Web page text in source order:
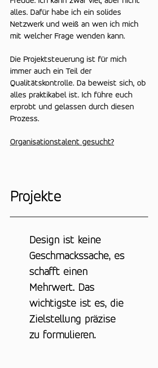
alles. Dafür habe ich ein solides
Netzwerk und weiß an wen ich mich
mit welcher Frage wenden kann.
Die Projektsteuerung ist für mich
immer auch ein Teil der
Qualitätskontrolle. Da beweist sich, ob
alles praktikabel ist. Ich führe euch
erprobt und gelassen durch diesen
Prozess.
Organisationstalent gesucht?
Projekte
Design ist keine
Geschmackssache, es
schafft einen
Mehrwert. Das
wichtigste ist es, die
Zielstellung präzise
zu formulieren.